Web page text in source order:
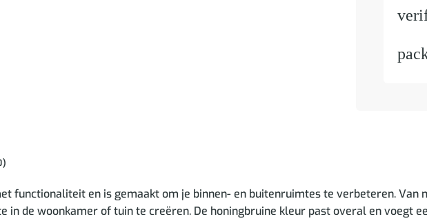
functionaliteit en is gemaakt om je binnen- en buitenruimtes te verbeteren. Van
in de woonkamer of tuin te creëren. De honingbruine kleur past overal en voegt